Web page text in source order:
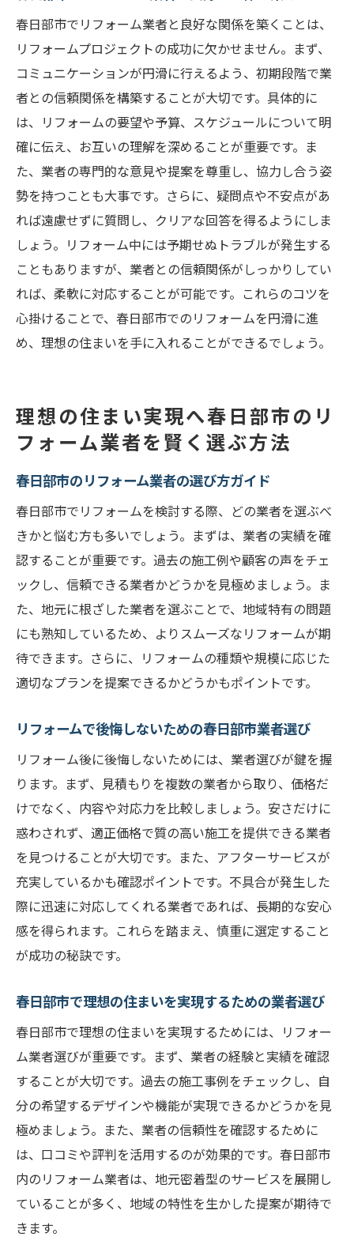
実現する方法
デザインを重視する春日部市内のリフォー
ム業者の選び方
春日部市でのデザイン性豊かなリフォーム
を叶える秘訣
春日部市でのデザイン性を追求するリフォ
ームオプション
春日部市で理想的なデザインリフォームを
実現する選択肢
春日部市で快適な住まいをリフォームで実現す
るための業者選び
春日部市で快適な住まいを実現するリフォ
ーム業者の選択
快適な住まいを春日部市で実現するための
業者選びのポイント
春日部市での快適な住まい作りにおける業
者選びの重要性
春日部市でリフォームによる快適空間を創
出する方法
春日部市で快適な住まいを実現するための
リフォーム戦略
リフォーム成功の秘訣を春日部市の業者と共に
探る
春日部市のリフォーム業者と共に成功を目
リフォーム成功の秘訣を春日部市の専門家
と探る
春日部市でのリフォーム成功を導く業者と
の連携方法
春日部市でリフォームを成功に導くための
業者選び
春日部市のリフォーム業者と成功を共有す
る方法
リフォーム成功の鍵を握る春日部市の業者
春日部市でリフォーム業者と良好な関係を築くことは、
リフォームプロジェクトの成功に欠かせません。まず、
コミュニケーションが円滑に行えるよう、初期段階で業
者との信頼関係を構築することが大切です。具体的に
は、リフォームの要望や予算、スケジュールについて明
確に伝え、お互いの理解を深めることが重要です。ま
た、業者の専門的な意見や提案を尊重し、協力し合う姿
勢を持つことも大事です。さらに、疑問点や不安点があ
れば遠慮せずに質問し、クリアな回答を得るようにしま
しょう。リフォーム中には予期せぬトラブルが発生する
こともありますが、業者との信頼関係がしっかりしてい
れば、柔軟に対応することが可能です。これらのコツを
心掛けることで、春日部市でのリフォームを円滑に進
め、理想の住まいを手に入れることができるでしょう。
理想の住まい実現へ春日部市のリ
フォーム業者を賢く選ぶ方法
春日部市のリフォーム業者の選び方ガイド
春日部市でリフォームを検討する際、どの業者を選ぶべ
きかと悩む方も多いでしょう。まずは、業者の実績を確
認することが重要です。過去の施工例や顧客の声をチェ
ックし、信頼できる業者かどうかを見極めましょう。ま
た、地元に根ざした業者を選ぶことで、地域特有の問題
にも熟知しているため、よりスムーズなリフォームが期
待できます。さらに、リフォームの種類や規模に応じた
適切なプランを提案できるかどうかもポイントです。
リフォームで後悔しないための春日部市業者選び
リフォーム後に後悔しないためには、業者選びが鍵を握
ります。まず、見積もりを複数の業者から取り、価格だ
けでなく、内容や対応力を比較しましょう。安さだけに
惑わされず、適正価格で質の高い施工を提供できる業者
を見つけることが大切です。また、アフターサービスが
充実しているかも確認ポイントです。不具合が発生した
際に迅速に対応してくれる業者であれば、長期的な安心
感を得られます。これらを踏まえ、慎重に選定すること
が成功の秘訣です。
春日部市で理想の住まいを実現するための業者選び
春日部市で理想の住まいを実現するためには、リフォー
ム業者選びが重要です。まず、業者の経験と実績を確認
することが大切です。過去の施工事例をチェックし、自
分の希望するデザインや機能が実現できるかどうかを見
極めましょう。また、業者の信頼性を確認するために
は、口コミや評判を活用するのが効果的です。春日部市
内のリフォーム業者は、地元密着型のサービスを展開し
ていることが多く、地域の特性を生かした提案が期待で
きます。